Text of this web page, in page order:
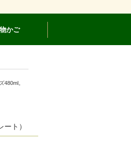
かご
480ml。
ト）